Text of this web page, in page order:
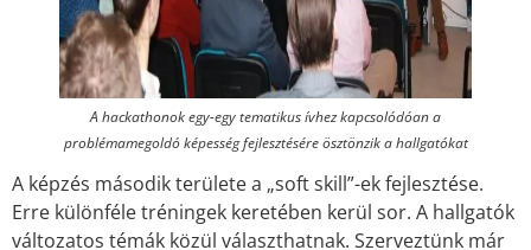
A hackathonok egy-egy tematikus ívhez kapcsolódóan a
problémamegoldó képesség fejlesztésére ösztönzik a hallgatókat
A képzés második területe a „soft skill”-ek fejlesztése.
Erre különféle tréningek keretében kerül sor. A hallgatók
változatos témák közül választhatnak. Szerveztünk már